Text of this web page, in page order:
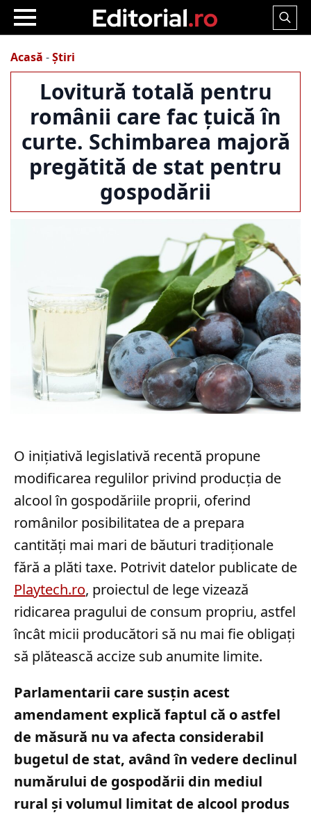
Search
Acasă -Știri
Lovitură totală pentru
românii care fac țuică în
curte. Schimbarea majoră
pregătită de stat pentru
gospodării
O inițiativă legislativă recentă propune
modificarea regulilor privind producția de
alcool în gospodăriile proprii, oferind
românilor posibilitatea de a prepara
cantități mai mari de băuturi tradiționale
fără a plăti taxe. Potrivit datelor publicate de
Playtech.ro, proiectul de lege vizează
ridicarea pragului de consum propriu, astfel
încât micii producători să nu mai fie obligați
să plătească accize sub anumite limite.
Parlamentarii care susțin acest
amendament explică faptul că o astfel
de măsură nu va afecta considerabil
bugetul de stat, având în vedere declinul
numărului de gospodării din mediul
rural și volumul limitat de alcool produs